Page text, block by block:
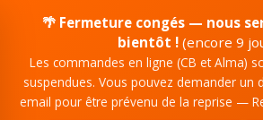
🌴 Fermeture congés — nous
bientôt !(encore 9
Les commandes en ligne (CB et Alma)
suspendues. Vous pouvez demander un
email pour être prévenu de la reprise —